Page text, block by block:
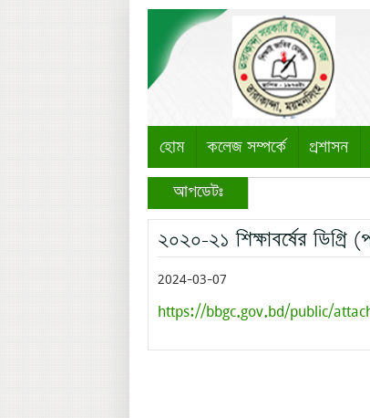
হোম কলেজ সম্পর্কে প্রশাসন
আপডেটঃ
২০২০-২১ শিক্ষাবর্ষের
2024-03-07
https://bbgc.gov.bd/public/